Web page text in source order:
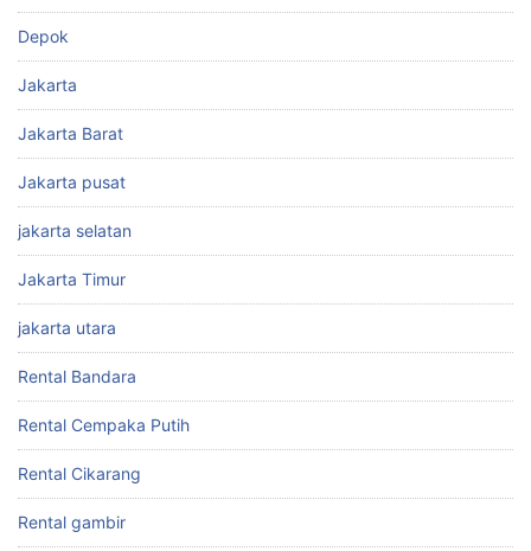
Depok
Jakarta
Jakarta Barat
Jakarta pusat
jakarta selatan
Jakarta Timur
jakarta utara
Rental Bandara
Rental Cempaka Putih
Rental Cikarang
Rental gambir